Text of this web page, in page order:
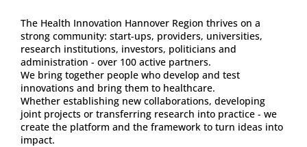
The Health Innovation Hannover Region thrives on a
strong community: start-ups, providers, universities,
research institutions, investors, politicians and
administration - over 100 active partners.
We bring together people who develop and test
innovations and bring them to healthcare.
Whether establishing new collaborations, developing
joint projects or transferring research into practice - we
create the platform and the framework to turn ideas into
impact.